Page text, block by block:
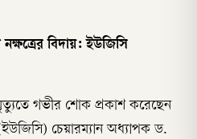
বিদায়: ইউজিসি
গভীর শোক প্রকাশ করেছেন
চেয়ারম্যান অধ্যাপক ড.